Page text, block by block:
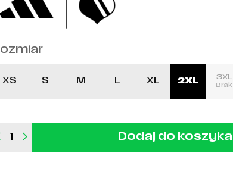
XS S M L XL 2XL 3XL
Brak
Dodaj do koszyka